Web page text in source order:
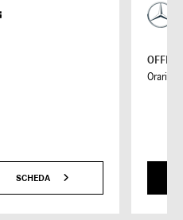
SCHEDA
Orari